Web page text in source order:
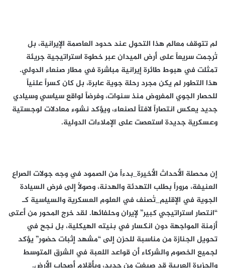
لم تتوقف معالم هذا التحول عند حدود العاصمة الإيرانية، بل
تُرجمت سريعاً على أرض الميدان عبر خطوة استراتيجية جريئة
تمثلت في هبوط طائرة إيرانية مباشرة في مطار صنعاء الدولي.
هذا التطور لم يكن مجرد رحلة جوية عابرة، بل كان كسراً علنياً
للحصار الجوي المفروض منذ سنوات، وفرضاً لواقع سياسي وسيادي
جديد يعكس انتصاراً لافتاً لصنعاء، ويؤكد نشوء معادلات لوجستية
وعسكرية جديدة استعصت على الإملاءات الدولية.
​إن محصلة الأحداث الأخيرة_بدءاً من الصمود في وجه جولات الصراع
العنيفة، مروراً بطلب التهدئة والهدنة، وصولاً إلى فرض السيادة
الجوية في الإقليم_تُصنف في العلوم العسكرية والسياسية كـ
“انتصار استراتيجي كبير” لإيران وحلفائها. لقد خرج المحور من أعتى
أزمنة المواجهة دون انكسار في بنيته الهيكلية، بل نجح في
تحويل الجنازة من مناسبة للحزن إلى “مشهد إثبات حضور” يؤكد
لجميع الخصوم والشركاء أن قواعد اللعبة في الشرق المتوسط